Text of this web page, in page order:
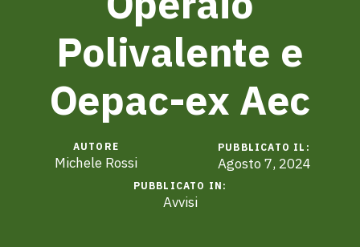
Polivalente e
Oepac-ex Aec
AUTORE
Michele Rossi
PUBBLICATO IL:
Agosto 7, 2024
PUBBLICATO IN:
Avvisi